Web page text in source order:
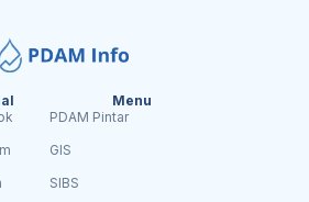
Menu
PDAM Pintar
GIS
SIBS